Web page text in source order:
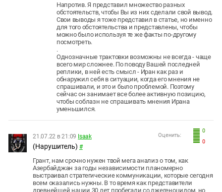
Напротив. Я представил множество разных
обстоятельств, чтобы Вы из них сделали свой вывод.
Свои выводы я тоже представил в статье, но именно
для того обстоятельства и представлены, чтобы
можно было используя те же факты по-другому
посмотреть.
.
Однозначные трактовки возможны не всегда - чаще
всего мир сложнее. По поводу Вашей последней
реплики, в ней есть смысл - Иран как раз и
обнаружил себя в ситуации, когда его мнения не
спрашивали, и это и было проблемой. Поэтому
сейчас он занимает все более активную позицию,
чтобы соблазн не спрашивать мнения Ирана
уменьшился.
0
0
Оценить:
21.07.22 в 21:09 Isaak
(Нарушитель) #
Грант, нам срочно нужен твой мега анализ о том, как
Азербайджан за годы независимости планомерно
выстраивал стратегические коммуникации, которые сегодня
всем оказались нужны. В то время как представители
древнейшей нации 30 лет пробегали со лжегеноцидом, но